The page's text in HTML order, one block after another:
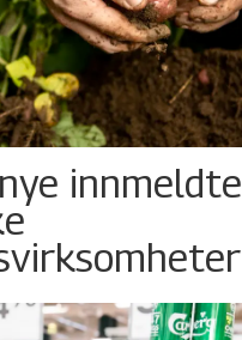
innmeldte